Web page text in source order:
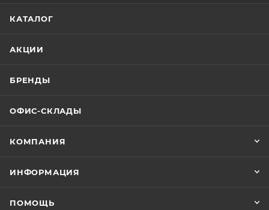
КАТАЛОГ
АКЦИИ
БРЕНДЫ
ОФИС-СКЛАДЫ
КОМПАНИЯ
ИНФОРМАЦИЯ
ПОМОЩЬ